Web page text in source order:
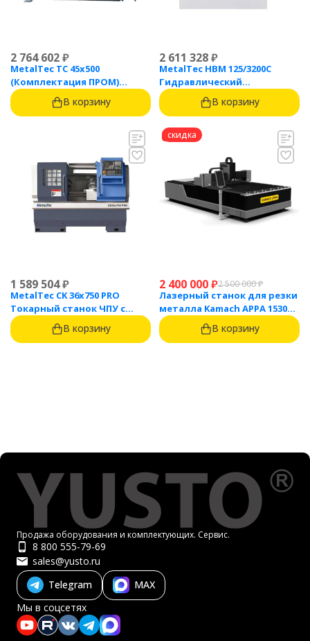
2 764 602₽
MetalTec ТС 45x500
(Комплектация ПРОМ)
токарный станок с ЧПУ с
наклонной станиной
В корзину
2 611 328₽
MetalTec HBM 125/3200C
Гидравлический
листогибочный пресс с
контроллером TP10S
В корзину
1 589 504₽
MetalTec CK 36x750 PRO
Токарный станок ЧПУ с
горизонтальной станиной
В корзину
скидка
2 400 000₽2 500 000₽
Лазерный станок для резки
металла Kamach APPA 1530
(3000 Вт)
В корзину
Продажа оборудования и комплектующих. Сервис.
8 800 555-79-69
sales@yusto.ru
Telegram
MAX
Мы в соцсетях